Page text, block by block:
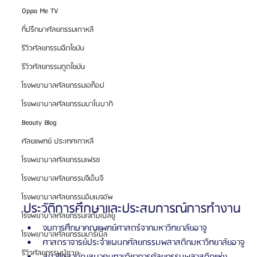
Oppa Me TV
ที่ปรึกษาศัลยกรรมเกาหลี
รีวิวศัลยกรรมฉีดไขมัน
รีวิวศัลยกรรมดูดไขมัน
โรงพยาบาลศัลยกรรมเอท็อป
โรงพยาบาลศัลยกรรมบาโนบากิ
Beauty Blog
ศัลยแพทย์ ประเทศเกาหลี
โรงพยาบาลศัลยกรรมเฟรช
โรงพยาบาลศัลยกรรมจีเอ็นจี
โรงพยาบาลศัลยกรรมอิมเมจอัพ
โรงพยาบาลศัลยกรรมเจดับเบิลยู
โรงพยาบาลศัลยกรรมมาร์เบิ้ล
รีวิวศัลยกรรมผู้ชาย
ประวัติการศึกษาและประสบการณ์การทำงาน
จบการศึกษาคณแพทย์ศาสตร์จากมหาวิทยาลัยอาจู
ศาสตราจารย์ประจำแผนกศัลยกรรมพลาสติกมหาวิทยาลัยอาจู